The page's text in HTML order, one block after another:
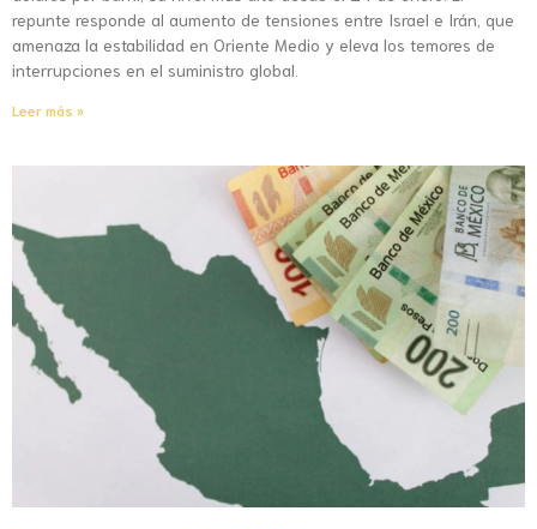
repunte responde al aumento de tensiones entre Israel e Irán, que
amenaza la estabilidad en Oriente Medio y eleva los temores de
interrupciones en el suministro global.
Leer más »